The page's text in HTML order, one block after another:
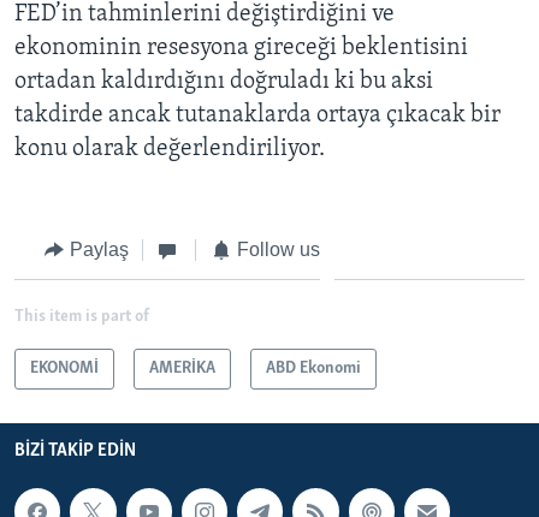
FED’in tahminlerini değiştirdiğini ve
ekonominin resesyona gireceği beklentisini
ortadan kaldırdığını doğruladı ki bu aksi
takdirde ancak tutanaklarda ortaya çıkacak bir
konu olarak değerlendiriliyor.
Paylaş Follow us
This item is part of
EKONOMİ AMERİKA ABD Ekonomi
BIZI TAKIP EDIN